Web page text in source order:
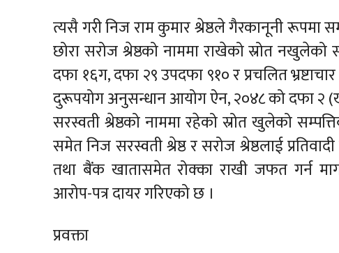
त्यसै गरी निज राम कुमार श्रेष्ठले गैरकानूनी रूपमा
छोरा सरोज श्रेष्ठको नाममा राखेको स्रोत नखुलेको
दफा १६ग, दफा २९ उपदफा ९१० र प्रचलित
दुरूपयोग अनुसन्धान आयोग ऐन, २०४८ को दफा २ (ख)
सरस्वती श्रेष्ठको नाममा रहेको स्रोत खुलेको
समेत निज सरस्वती श्रेष्ठ र सरोज श्रेष्ठलाई
तथा बैंक खातासमेत रोक्का राखी जफत गर्न
आरोप-पत्र दायर गरिएको छ ।
प्रवक्ता